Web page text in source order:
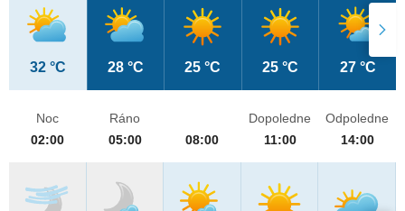
32 °C 28 °C 25 °C 25 °C 27 °C
Noc
02:00
Ráno
05:00
08:00
Dopoledne
11:00
Odpoledne
14:00